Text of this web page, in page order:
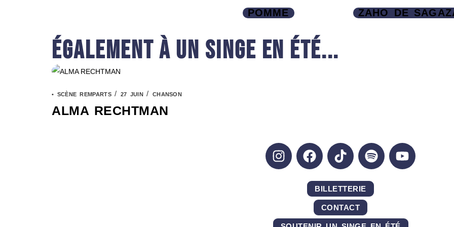
POMME ZAHO DE
ÉGALEMENT À UN SINGE EN ÉTÉ...
• SCÈNE REMPARTS/ 27 JUIN/ CHANSON
ALMA RECHTMAN
BILLETTERIE
CONTACT